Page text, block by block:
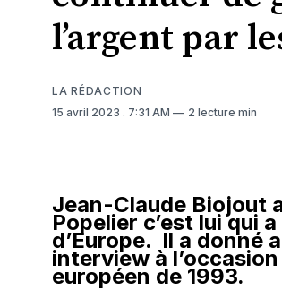
l’argent par
LA RÉDACTION
15 avril 2023 . 7:31 AM 2 lecture min
Jean-Claude Biojout
Popelier c’est lui qui
d’Europe. Il a donné
interview à
européen de 1993.